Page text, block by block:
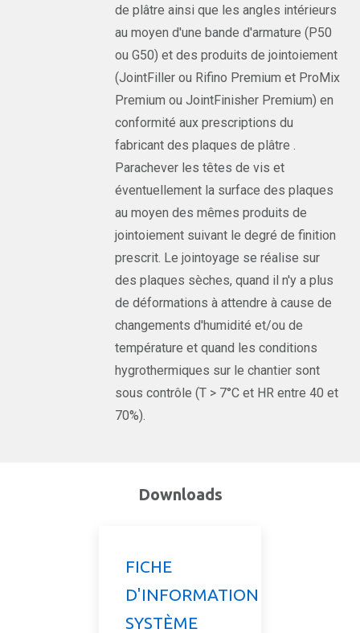
de plâtre ainsi que les angles intérieurs
au moyen d'une bande d'armature (P50
ou G50) et des produits de jointoiement
(JointFiller ou Rifino Premium et ProMix
Premium ou JointFinisher Premium) en
conformité aux prescriptions du
fabricant des plaques de plâtre .
Parachever les têtes de vis et
éventuellement la surface des plaques
au moyen des mêmes produits de
jointoiement suivant le degré de finition
prescrit. Le jointoyage se réalise sur
des plaques sèches, quand il n'y a plus
de déformations à attendre à cause de
changements d'humidité et/ou de
température et quand les conditions
hygrothermiques sur le chantier sont
sous contrôle (T > 7°C et HR entre 40 et
70%).
Downloads
FICHE
D'INFORMATION
SYSTÈME